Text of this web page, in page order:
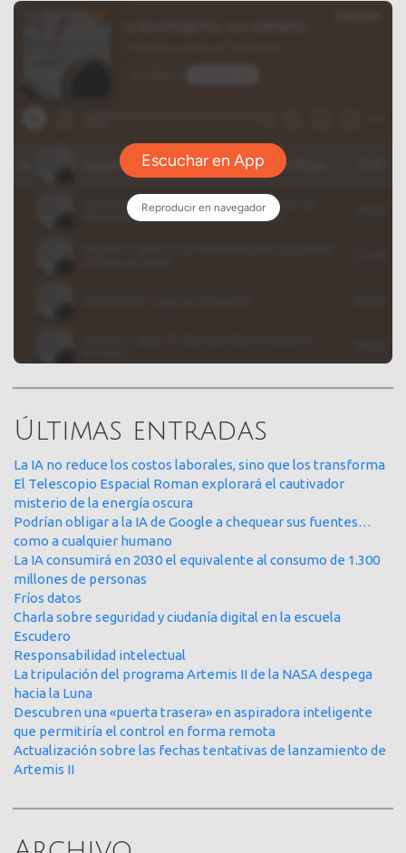
Últimas entradas
La IA no reduce los costos laborales, sino que los transforma
El Telescopio Espacial Roman explorará el cautivador
misterio de la energía oscura
Podrían obligar a la IA de Google a chequear sus fuentes…
como a cualquier humano
La IA consumirá en 2030 el equivalente al consumo de 1.300
millones de personas
Fríos datos
Charla sobre seguridad y ciudanía digital en la escuela
Escudero
Responsabilidad intelectual
La tripulación del programa Artemis II de la NASA despega
hacia la Luna
Descubren una «puerta trasera» en aspiradora inteligente
que permitiría el control en forma remota
Actualización sobre las fechas tentativas de lanzamiento de
Artemis II